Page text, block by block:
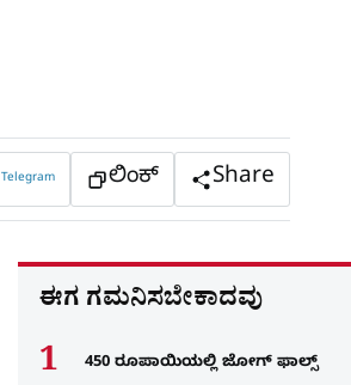
Telegram ಲಿಂಕ್ Share
ಈಗ ಗಮನಿಸಬೇಕಾದವು
450 ರೂಪಾಯಿಯಲ್ಲಿ ಜೋಗ್​ ಫಾಲ್ಸ್​